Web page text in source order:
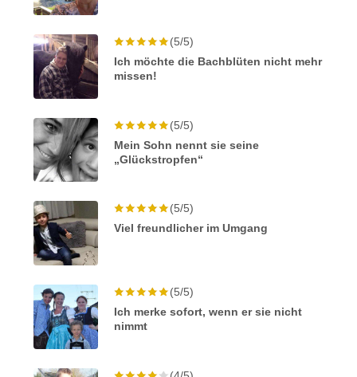
(5/5)
Ich möchte die Bachblüten nicht mehr
missen!
(5/5)
Mein Sohn nennt sie seine
„Glückstropfen“
(5/5)
Viel freundlicher im Umgang
(5/5)
Ich merke sofort, wenn er sie nicht
nimmt